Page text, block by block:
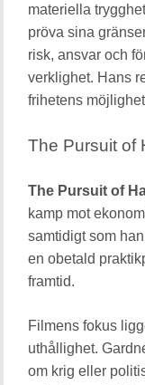
materiella
pröva sina
risk, ansvar och
verklighet. Hans
frihetens
The Pursuit of
The Pursuit of
kamp mot
samtidigt som
en obetald
framtid.
Filmens fokus
uthållighet.
om krig eller